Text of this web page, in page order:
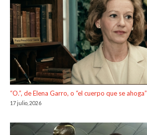
“O.”, de Elena Garro, o “el cuerpo que se ahoga”
17 julio, 2026